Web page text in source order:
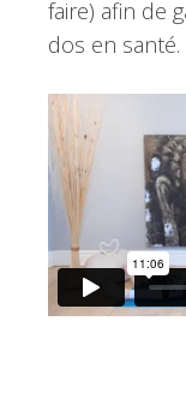
faire) afin de
dos en santé.